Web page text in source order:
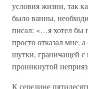
условия жизни, так
было ванны,
писал: «…я хотел бы
просто отказал мне,
шутки, граничащей с
проникнутой
К середине